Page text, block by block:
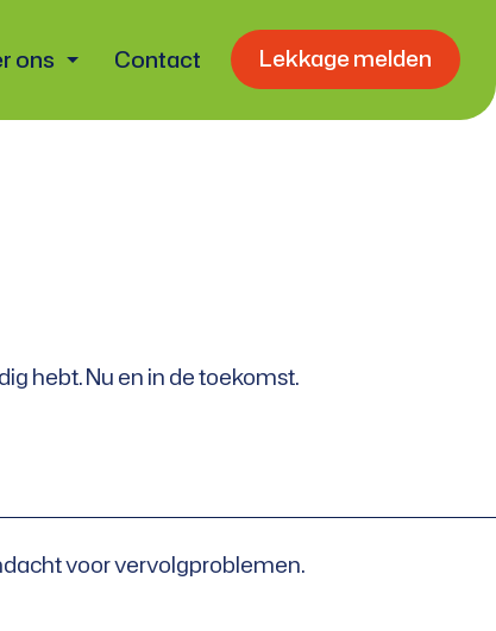
ons Contact Lekkage melden
hebt. Nu en in de toekomst.
voor vervolgproblemen.